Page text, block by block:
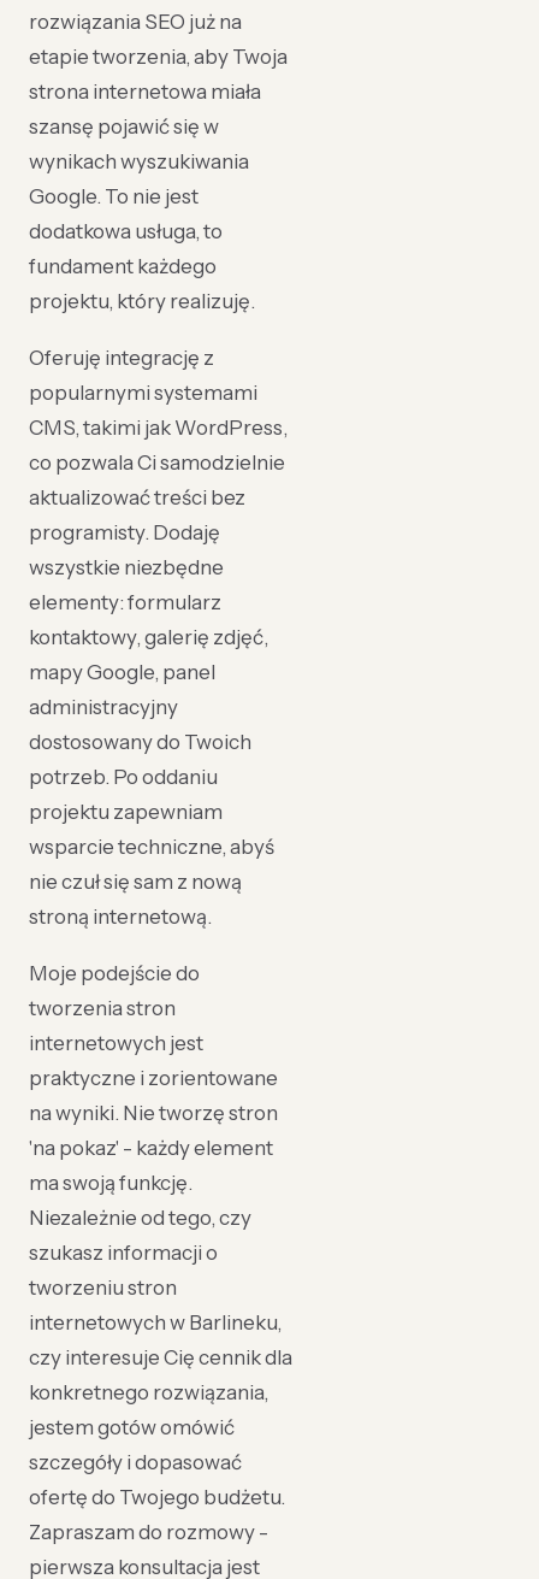
rozwiązania SEO już na
etapie tworzenia, aby Twoja
strona internetowa miała
szansę pojawić się w
wynikach wyszukiwania
Google. To nie jest
dodatkowa usługa, to
fundament każdego
projektu, który realizuję.
Oferuję integrację z
popularnymi systemami
CMS, takimi jak WordPress,
co pozwala Ci samodzielnie
aktualizować treści bez
programisty. Dodaję
wszystkie niezbędne
elementy: formularz
kontaktowy, galerię zdjęć,
mapy Google, panel
administracyjny
dostosowany do Twoich
potrzeb. Po oddaniu
projektu zapewniam
wsparcie techniczne, abyś
nie czuł się sam z nową
stroną internetową.
Moje podejście do
tworzenia stron
internetowych jest
praktyczne i zorientowane
na wyniki. Nie tworzę stron
'na pokaz' - każdy element
ma swoją funkcję.
Niezależnie od tego, czy
szukasz informacji o
tworzeniu stron
internetowych w Barlineku,
czy interesuje Cię cennik dla
konkretnego rozwiązania,
jestem gotów omówić
szczegóły i dopasować
ofertę do Twojego budżetu.
Zapraszam do rozmowy -
pierwsza konsultacja jest